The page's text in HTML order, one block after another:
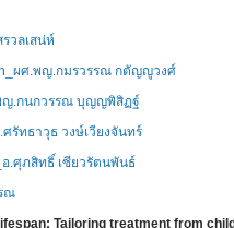
วลเสน่ห์
ผศ.พญ.กมรวรรณ กตัญญูวงศ์
พญ.กนกวรรณ บุญญพิสิฏฐ์
รัทธาวุธ วงษ์เวียงจันทร์
อ.ศุภสิทธิ์ เซียวรัตนพันธ์
ณ
Tailoring treatment from